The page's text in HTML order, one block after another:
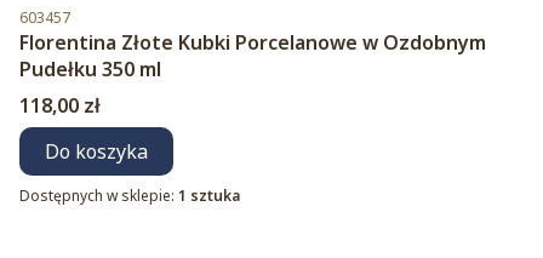
Kod produktu
603457
Florentina Złote Kubki Porcelanowe w Ozdobnym
Pudełku 350 ml
Cena
118,00 zł
Do koszyka
Dostępnych w sklepie: 1 sztuka